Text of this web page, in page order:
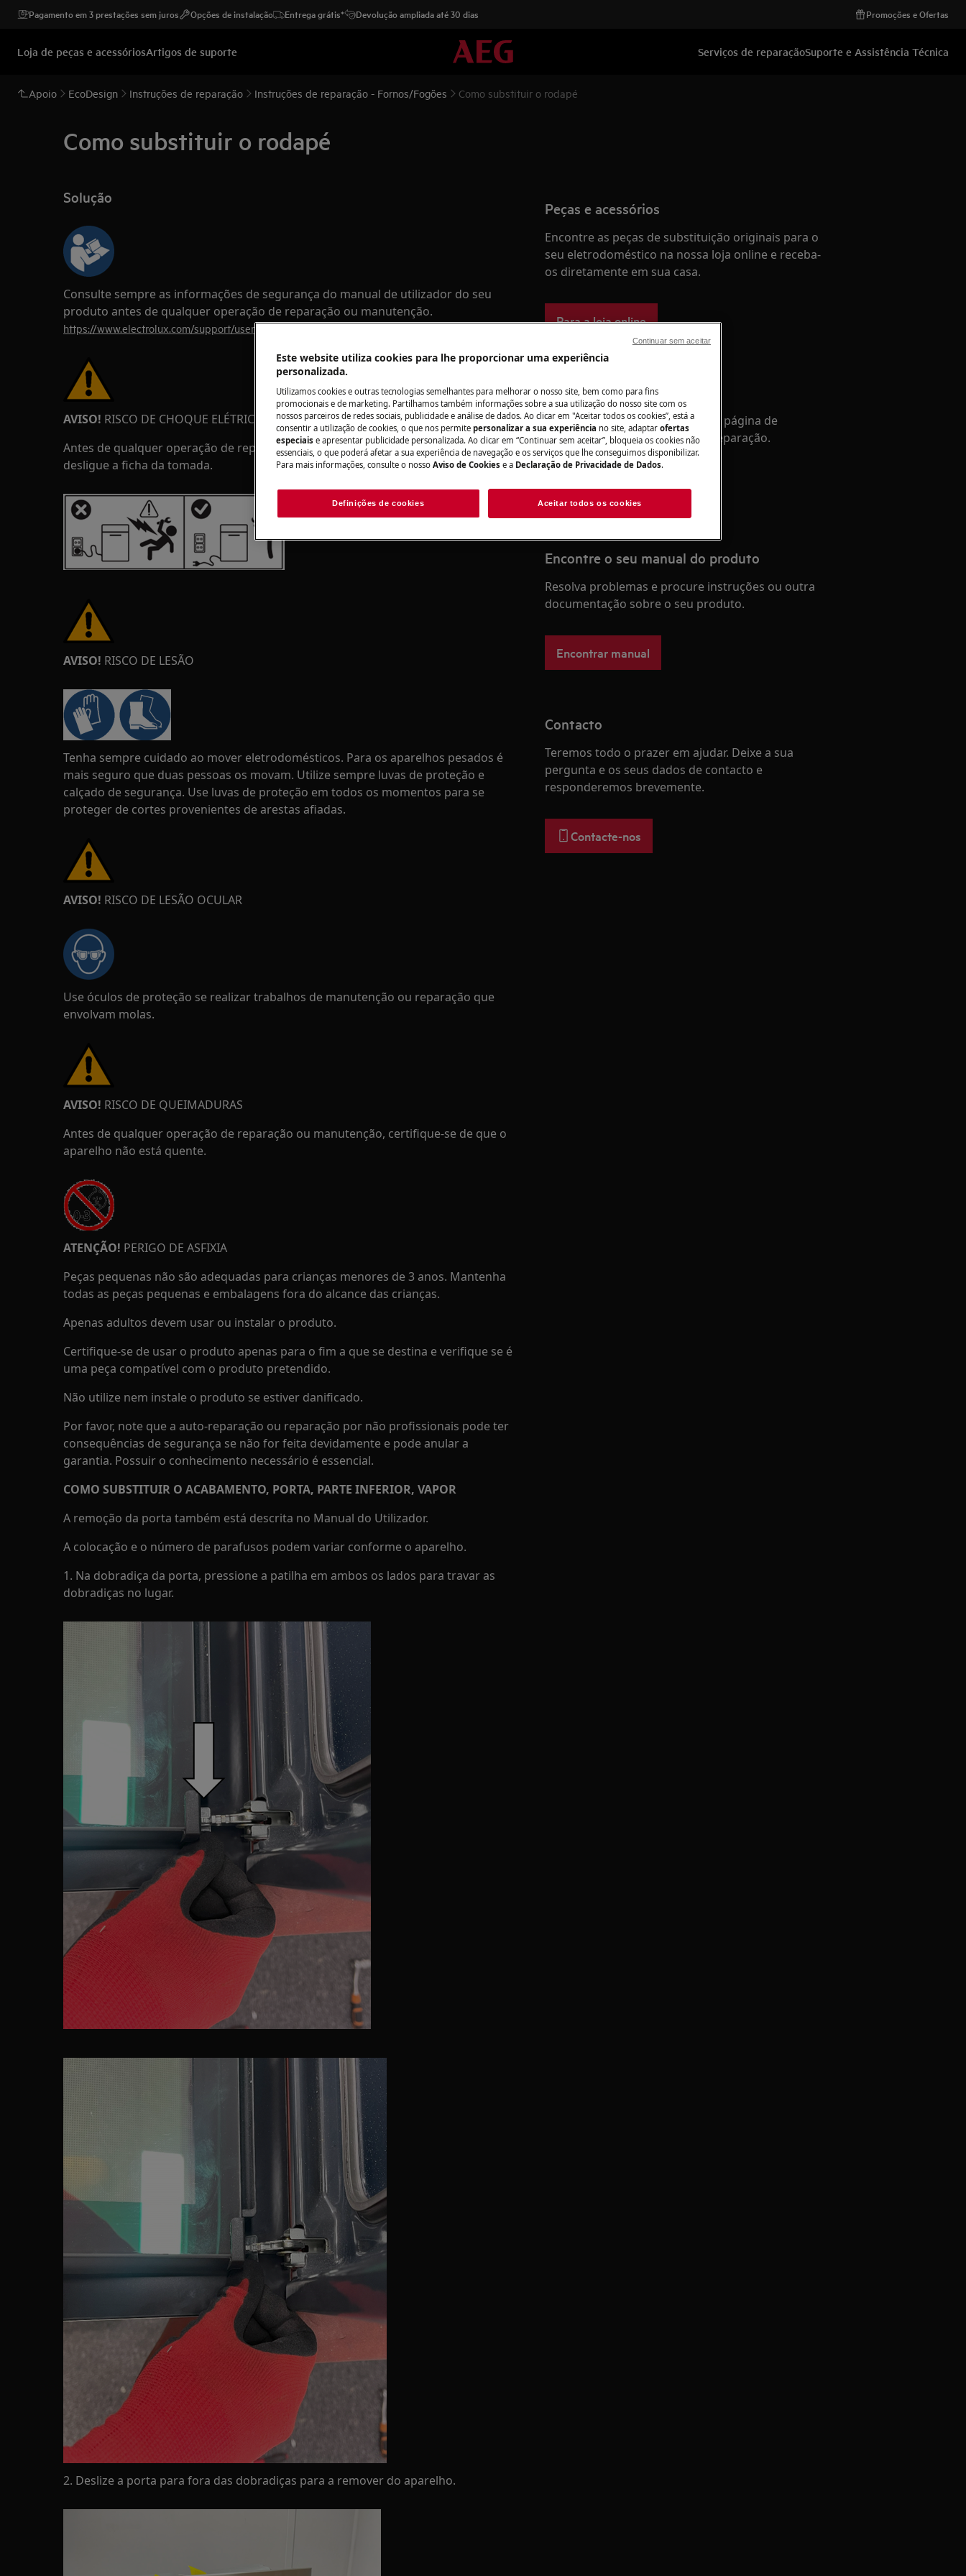
Pagamento em 3 prestações sem juros Opções de instalação Entrega grátis* Devolução ampliada até 30 dias Promoções e Ofertas
Loja de peças e acessóriosArtigos de suporte Serviços de reparaçãoSuporte e Assistência Técnica
Apoio EcoDesign Instruções de reparação Instruções de reparação - Fornos/Fogões Como substituir o rodapé
Como substituir o rodapé
Solução
Consulte sempre as informações de segurança do manual de utilizador do seu
produto antes de qualquer operação de reparação ou manutenção.
https://www.electrolux.com/support/user-manuals/
AVISO! RISCO DE CHOQUE ELÉTRICO
Antes de qualquer operação de reparação ou manutenção, desative o aparelho e
desligue a ficha da tomada.
AVISO! RISCO DE LESÃO
Tenha sempre cuidado ao mover eletrodomésticos. Para os aparelhos pesados é
mais seguro que duas pessoas os movam. Utilize sempre luvas de proteção e
calçado de segurança. Use luvas de proteção em todos os momentos para se
proteger de cortes provenientes de arestas afiadas.
AVISO! RISCO DE LESÃO OCULAR
Use óculos de proteção se realizar trabalhos de manutenção ou reparação que
envolvam molas.
AVISO! RISCO DE QUEIMADURAS
Antes de qualquer operação de reparação ou manutenção, certifique-se de que o
aparelho não está quente.
ATENÇÃO! PERIGO DE ASFIXIA
Peças pequenas não são adequadas para crianças menores de 3 anos. Mantenha
todas as peças pequenas e embalagens fora do alcance das crianças.
Apenas adultos devem usar ou instalar o produto.
Certifique-se de usar o produto apenas para o fim a que se destina e verifique se é
uma peça compatível com o produto pretendido.
Não utilize nem instale o produto se estiver danificado.
Por favor, note que a auto-reparação ou reparação por não profissionais pode ter
consequências de segurança se não for feita devidamente e pode anular a
garantia. Possuir o conhecimento necessário é essencial.
COMO SUBSTITUIR O ACABAMENTO, PORTA, PARTE INFERIOR, VAPOR
A remoção da porta também está descrita no Manual do Utilizador.
A colocação e o número de parafusos podem variar conforme o aparelho.
1. Na dobradiça da porta, pressione a patilha em ambos os lados para travar as
dobradiças no lugar.
2. Deslize a porta para fora das dobradiças para a remover do aparelho.
Peças e acessórios
Encontre as peças de substituição originais para o
seu eletrodoméstico na nossa loja online e receba-
os diretamente em sua casa.
Para a loja online
Precisa de assistência
Não se preocupe. Aceda à nossa página de
assistência técnica e reserve a reparação.
Marcar serviço
Encontre o seu manual do produto
Resolva problemas e procure instruções ou outra
documentação sobre o seu produto.
Encontrar manual
Contacto
Teremos todo o prazer em ajudar. Deixe a sua
pergunta e os seus dados de contacto e
responderemos brevemente.
Contacte-nos
Este website utiliza cookies para lhe proporcionar uma experiência
personalizada.
Utilizamos cookies e outras tecnologias semelhantes para melhorar o nosso site, bem como para fins
promocionais e de marketing. Partilhamos também informações sobre a sua utilização do nosso site com os
nossos parceiros de redes sociais, publicidade e análise de dados. Ao clicar em "Aceitar todos os cookies”, está a
consentir a utilização de cookies, o que nos permite personalizar a sua experiência no site, adaptar ofertas
especiais e apresentar publicidade personalizada. Ao clicar em “Continuar sem aceitar”, bloqueia os cookies não
essenciais, o que poderá afetar a sua experiência de navegação e os serviços que lhe conseguimos disponibilizar.
Para mais informações, consulte o nosso Aviso de Cookies e a Declaração de Privacidade de Dados.
Definições de cookies Aceitar todos os cookies
Continuar sem aceitar